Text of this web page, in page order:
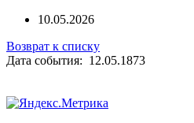
10.05.2026
Возврат к списку
Дата события: 12.05.1873